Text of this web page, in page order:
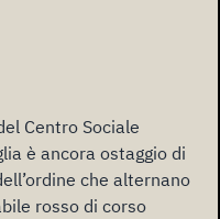
Centro Sociale
è ancora ostaggio di
che alternano
rosso di corso